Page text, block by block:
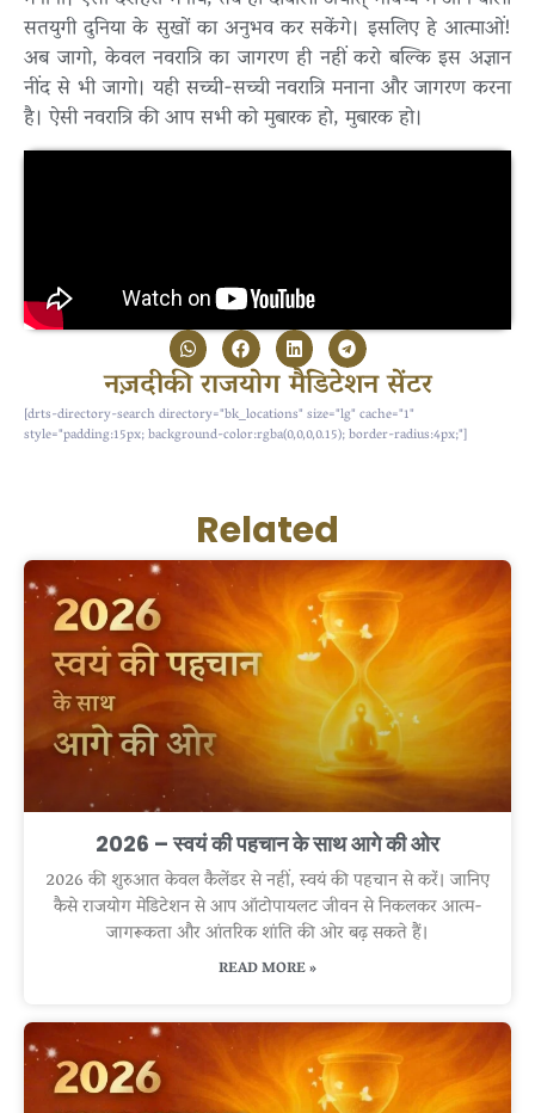
सतयुगी दुनिया के सुखों का अनुभव कर सकेंगे। इसलिए हे आत्माओं!
अब जागो, केवल नवरात्रि का जागरण ही नहीं करो बल्कि इस अज्ञान
नींद से भी जागो। यही सच्ची-सच्ची नवरात्रि मनाना और जागरण करना
है। ऐसी नवरात्रि की आप सभी को मुबारक हो, मुबारक हो।
नज़दीकी राजयोग मैडिटेशन सेंटर
[drts-directory-search directory="bk_locations" size="lg" cache="1"
style="padding:15px; background-color:rgba(0,0,0,0.15); border-radius:4px;"]
Related
2026 – स्वयं की पहचान के साथ आगे की ओर
2026 की शुरुआत केवल कैलेंडर से नहीं, स्वयं की पहचान से करें। जानिए
कैसे राजयोग मेडिटेशन से आप ऑटोपायलट जीवन से निकलकर आत्म-
जागरूकता और आंतरिक शांति की ओर बढ़ सकते हैं।
READ MORE »